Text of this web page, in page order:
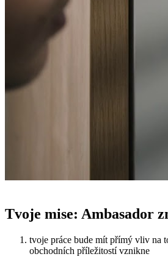
Tvoje mise: Ambasador
tvoje práce bude mít přímý vliv na
obchodních příležitostí vznikne